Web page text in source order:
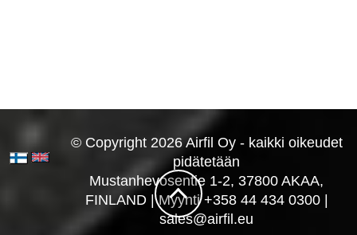
© Copyright 2026 Airfil Oy - kaikki oikeudet
pidätetään
Mustanhevosentie 1-2, 37800 AKAA,
FINLAND | Myynti +358 44 434 0300 |
sales@airfil.eu